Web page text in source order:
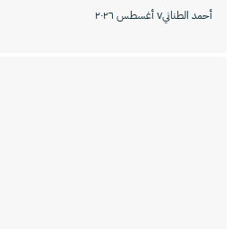
أحمد الطناني٧ أغسطس ٢٠٢٦